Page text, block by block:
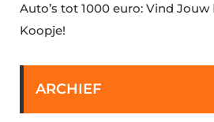
Auto’s tot 1000 euro: Vind Jouw
Koopje!
ARCHIEF